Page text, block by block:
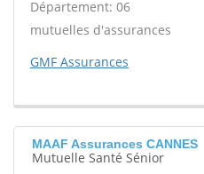
Département: 06
mutuelles d'assurances
GMF Assurances
MAAF Assurances CANNES
Mutuelle Santé Sénior